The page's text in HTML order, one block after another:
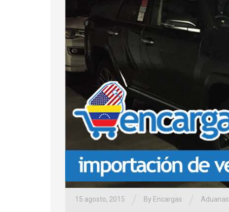
15 agosto, 2015 By Encargas Aduanas